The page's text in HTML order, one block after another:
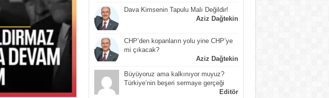
Dava Kimsenin Tapulu Malı Değildir!
Aziz Dağtekin
CHP’den kopanların yolu yine CHP’ye
mi çıkacak?
Aziz Dağtekin
Büyüyoruz ama kalkınıyor muyuz?
Türkiye’nin beşeri sermaye gerçeği
Editör